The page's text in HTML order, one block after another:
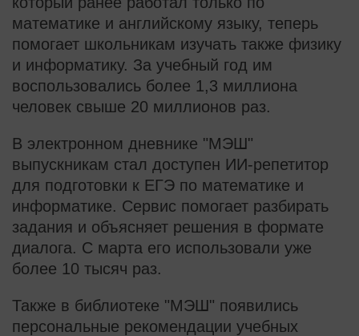
математике и английскому языку, теперь
помогает школьникам изучать также физику
и информатику. За учебный год им
воспользовались более 1,3 миллиона
человек свыше 20 миллионов раз.
В электронном дневнике "МЭШ"
выпускникам стал доступен ИИ-репетитор
для подготовки к ЕГЭ по математике и
информатике. Сервис помогает разбирать
задания и объясняет решения в формате
диалога. С марта его использовали уже
более 10 тысяч раз.
Также в библиотеке "МЭШ" появились
персональные рекомендации учебных